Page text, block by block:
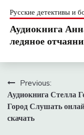
Русские детективы и
Аудиокнига
ледяное
Навигация
по
записям
Previous:
Аудиокнига Стелла
Город Слушать
скачать